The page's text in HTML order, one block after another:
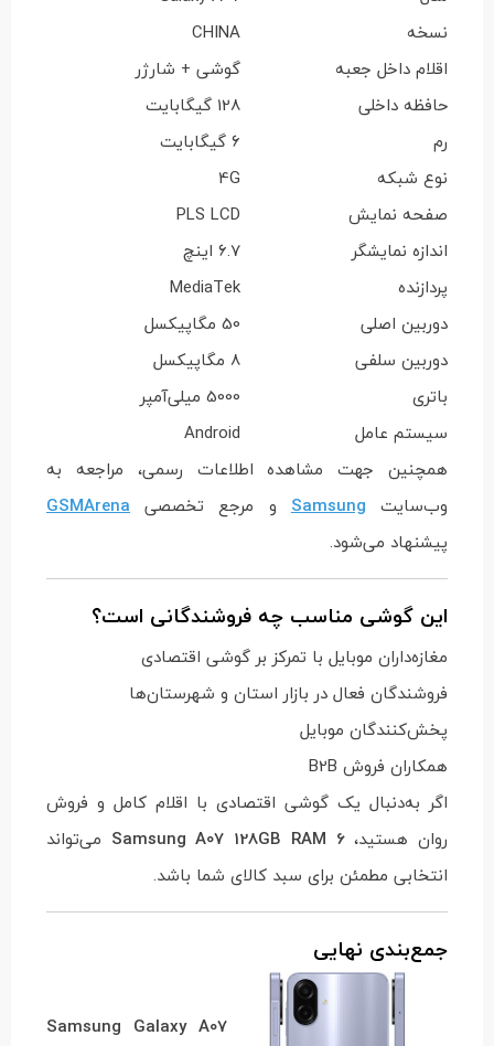
نسخه
CHINA
اقلام داخل جعبه
گوشی + شارژر
حافظه داخلی
128 گیگابایت
رم
6 گیگابایت
نوع شبکه
4G
صفحه نمایش
PLS LCD
اندازه نمایشگر
6.7 اینچ
پردازنده
MediaTek
دوربین اصلی
50 مگاپیکسل
دوربین سلفی
8 مگاپیکسل
باتری
5000 میلی‌آمپر
سیستم عامل
Android
همچنین جهت مشاهده اطلاعات رسمی، مراجعه به
وب‌سایت Samsungو مرجع تخصصی GSMArena
پیشنهاد می‌شود.
این گوشی مناسب چه فروشندگانی است؟
مغازه‌داران موبایل با تمرکز بر گوشی اقتصادی
فروشندگان فعال در بازار استان و شهرستان‌ها
پخش‌کنندگان موبایل
همکاران فروش B2B
اگر به‌دنبال یک گوشی اقتصادی با اقلام کامل و فروش
روان هستید،Samsung A07 128GB RAM 6
می‌تواند
انتخابی مطمئن برای سبد کالای شما باشد.
جمع‌بندی نهایی
Samsung Galaxy A07